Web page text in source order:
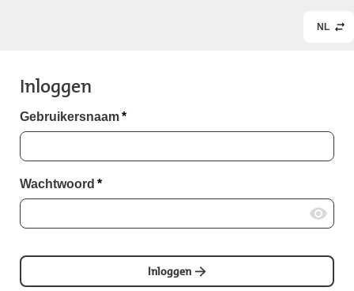
NL
Inloggen
Gebruikersnaam*
Wachtwoord *
Inloggen